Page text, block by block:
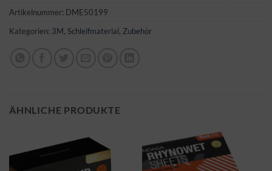
Artikelnummer: DME50199
Kategorien: 3M, Schleifmaterial, Zubehör
ÄHNLICHE PRODUKTE